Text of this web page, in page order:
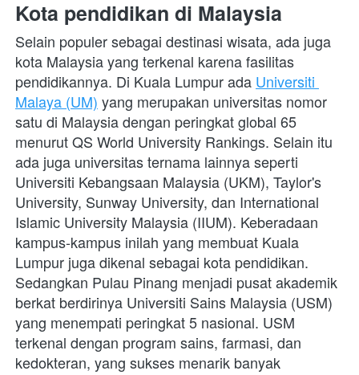
Kota pendidikan di Malaysia
Selain populer sebagai destinasi wisata, ada juga
kota Malaysia yang terkenal karena fasilitas
pendidikannya. Di Kuala Lumpur ada Universiti
Malaya (UM) yang merupakan universitas nomor
satu di Malaysia dengan peringkat global 65
menurut QS World University Rankings. Selain itu
ada juga universitas ternama lainnya seperti
Universiti Kebangsaan Malaysia (UKM), Taylor's
University, Sunway University, dan International
Islamic University Malaysia (IIUM). Keberadaan
kampus-kampus inilah yang membuat Kuala
Lumpur juga dikenal sebagai kota pendidikan.
Sedangkan Pulau Pinang menjadi pusat akademik
berkat berdirinya Universiti Sains Malaysia (USM)
yang menempati peringkat 5 nasional. USM
terkenal dengan program sains, farmasi, dan
kedokteran, yang sukses menarik banyak